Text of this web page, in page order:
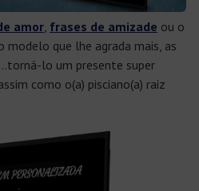
amor frases de amizade ou o
modelo que lhe agrada mais, as
lo um presente super
como o(a) pisciano(a) raiz